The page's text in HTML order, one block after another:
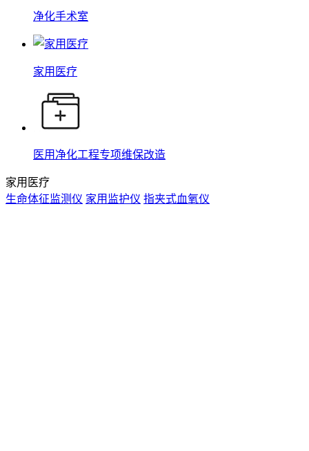
净化手术室
家用医疗
医用净化工程专项维保改造
家用医疗
生命体征监测仪 家用监护仪 指夹式血氧仪